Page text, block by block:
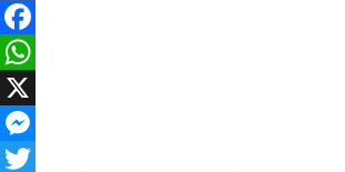
Facebook
WhatsApp
X
Messenger